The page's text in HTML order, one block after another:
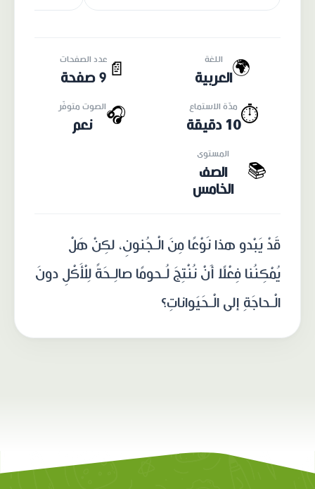
🌍 اللغة
العربية 📄
عدد الصفحات
9 صفحة
⏱️ مدّة الاستماع
10 دقيقة
🎧الصوت متوفّر
نعم
📚
المستوى
الصف
الخامس
قَدْ يَبْدو هذا نَوْعًا مِنَ الْـجُنونِ، لكِنْ هَلْ
يُمْكِنُنا فِعْلًا أَنْ نُنْتِجَ لُـحومًا صالِـحَةً لِلْأَكْلِ دونَ
الْـحاجَةِ إلى الْـحَيَواناتِ؟